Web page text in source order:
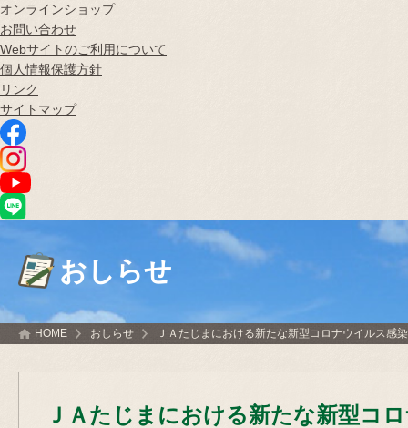
オンラインショップ
お問い合わせ
Webサイトのご利用について
個人情報保護方針
リンク
サイトマップ
おしらせ
HOME おしらせ ＪＡたじまにおける新たな新型コロナウイルス感
ＪＡたじまにおける新たな新型コ